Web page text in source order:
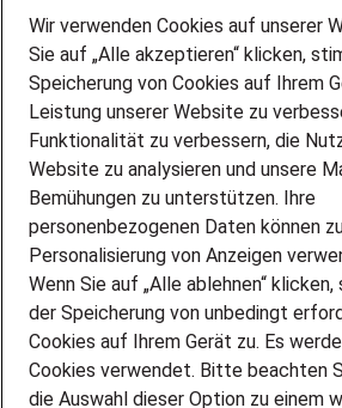
DEINE BERUFSGRUPPE
DEINE LEBENSSITUATION
PARTNERSHIP WITH AIRBUS
INITIATIV BEWERBEN
ÜBER UNS
STANDORTE
BLOG
PRESSE
KONTAKT
Wir verwenden Cookies auf unserer
Sie auf „Alle akzeptieren“ klicken,
Speicherung von Cookies auf Ihrem
Leistung unserer Website zu
Funktionalität zu verbessern, die
Website zu analysieren und unsere
Bemühungen zu unterstützen. Ihre
personenbezogenen Daten können
Personalisierung von Anzeigen
Wenn Sie auf „Alle ablehnen“
der Speicherung von unbedingt
Cookies auf Ihrem Gerät zu. Es
Cookies verwendet. Bitte beachten
die Auswahl dieser Option zu einem